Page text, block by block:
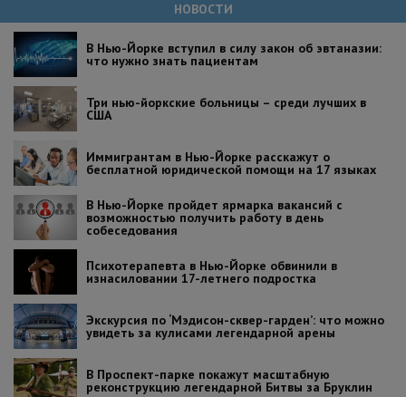
НОВОСТИ
В Нью-Йорке вступил в силу закон об эвтаназии:
что нужно знать пациентам
Три нью-йоркские больницы – среди лучших в
США
Иммигрантам в Нью-Йорке расскажут о
бесплатной юридической помощи на 17 языках
В Нью-Йорке пройдет ярмарка вакансий с
возможностью получить работу в день
собеседования
Психотерапевта в Нью-Йорке обвинили в
изнасиловании 17-летнего подростка
Экскурсия по ‘Мэдисон-сквер-гарден’: что можно
увидеть за кулисами легендарной арены
В Проспект-парке покажут масштабную
реконструкцию легендарной Битвы за Бруклин